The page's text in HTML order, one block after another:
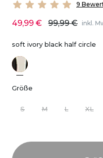
9
49,99 € 99,99 € inkl.
soft ivory black half circle
Größe
S M L XL